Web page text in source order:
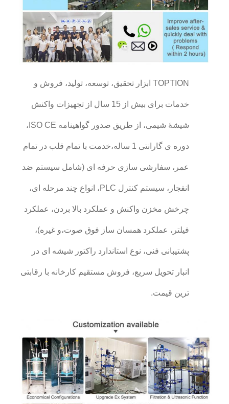
TOPTION ابزار تحقیق، توسعه، تولید، فروش و
خدمات برای بیش از 15 سال از تجهیزات واکنش
شیشۀ شیمی، از طریق صدور گواهینامه ISO CE،
دوره ی گارانتی 1 ساله،خدمت با تمام قلب در تمام
عمر، سفارشی سازی حرفه ای (شامل سیستم ضد
انفجار، سیستم کنترل PLC، انواع چند مرحله ای،
چرخش مخزن واکنش و عملکرد بالا بردن، عملکرد
فیلتر، عملکرد همسان ساز فوق صوت،و غیره)،
پشتیبانی فنی، نوع استاندارد راکتور شیشه ای در
انبار تحویل سریع، فروش مستقیم کارخانه با رقابتی
ترین قیمت.